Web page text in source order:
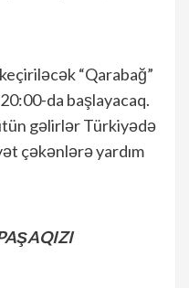
“Qarabağ”
da başlayacaq.
gəlirlər Türkiyədə
çəkənlərə yardım